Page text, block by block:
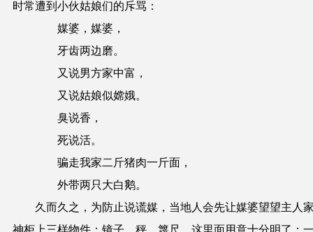
时常遭到小伙姑娘们的斥骂：
媒婆，媒婆，
牙齿两边磨。
又说男方家中富，
又说姑娘似嫦娥。
臭说香，
死说活。
骗走我家二斤猪肉一斤面，
外带两只大白鹅。
久而久之，为防止说谎媒，当地人会先让媒婆望望主人
神柜上三样物件：镜子、秤、篾尺。这里面用意十分明了：